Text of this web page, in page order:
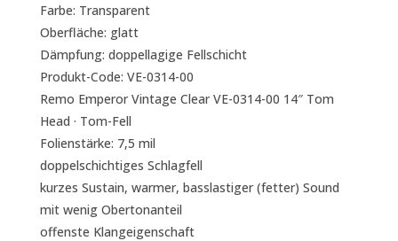
Farbe: Transparent
Oberfläche: glatt
Dämpfung: doppellagige Fellschicht
Produkt-Code: VE-0314-00
Remo Emperor Vintage Clear VE-0314-00 14″ Tom
Head · Tom-Fell
Folienstärke: 7,5 mil
doppelschichtiges Schlagfell
kurzes Sustain, warmer, basslastiger (fetter) Sound
mit wenig Obertonanteil
offenste Klangeigenschaft